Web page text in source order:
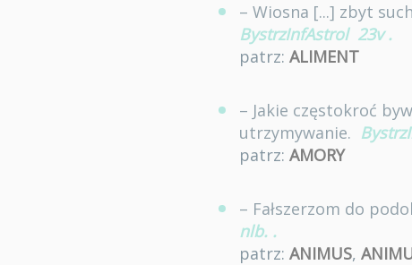
– Wiosna [...] zbyt
BystrzInfAstrol 23v .
patrz: ALIMENT
– Jakie częstokroć
utrzymywanie.
patrz: AMORY
– Fałszerzom do
nlb. .
patrz: ANIMUS,